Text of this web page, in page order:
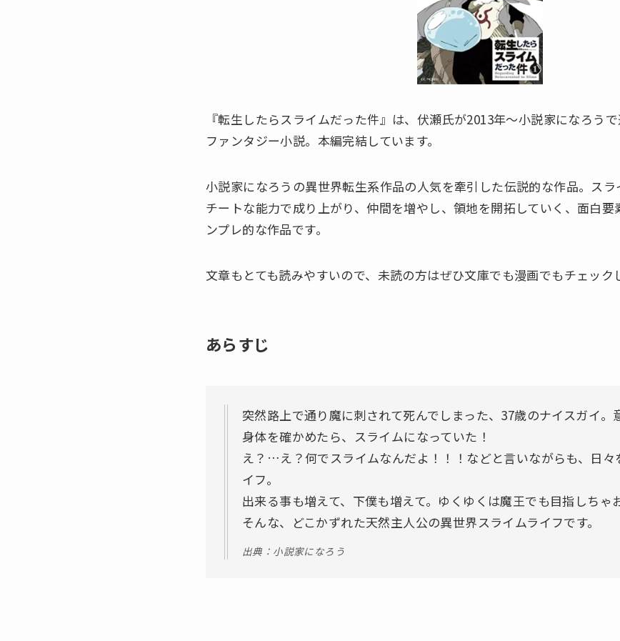
『転生したらスライムだった件』は、伏瀬氏が2013年〜小説家になろう
ファンタジー小説。本編完結しています。
小説家になろうの異世界転生系作品の人気を牽引した伝説的な作品。ス
チートな能力で成り上がり、仲間を増やし、領地を開拓していく、面白
ンプレ的な作品です。
文章もとても読みやすいので、未読の方はぜひ文庫でも漫画でもチェック
あらすじ
突然路上で通り魔に刺されて死んでしまった、37歳のナイスガイ。
身体を確かめたら、スライムになっていた！
え？…え？何でスライムなんだよ！！！などと言いながらも、日々
イフ。
出来る事も増えて、下僕も増えて。ゆくゆくは魔王でも目指しちゃ
そんな、どこかずれた天然主人公の異世界スライムライフです。
出典：小説家になろう